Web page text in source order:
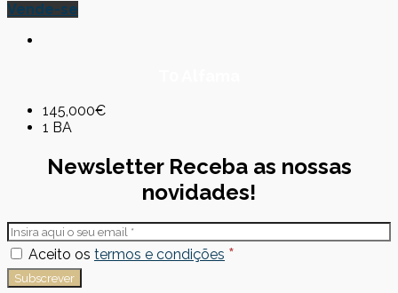
Vende-se
145,000€
1 BA
NewsletterReceba as nossas
novidades!
Aceito os termos e condições *